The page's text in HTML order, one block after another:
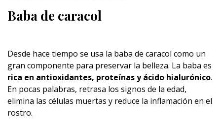
Baba de caracol
Desde hace tiempo se usa la baba de caracol como un
gran componente para preservar la belleza. La baba es
rica en antioxidantes, proteínas y ácido hialurónico.
En pocas palabras, retrasa los signos de la edad,
elimina las células muertas y reduce la inflamación en el
rostro.